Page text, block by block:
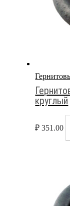
круглый
₽ 351.00